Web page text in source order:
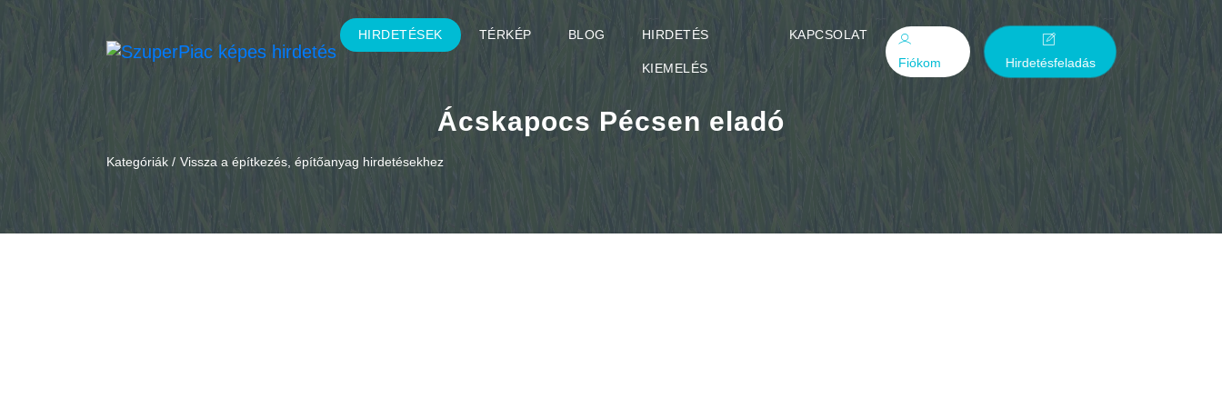
HIRDETÉSEK TÉRKÉP BLOG HIRDETÉS
KIEMELÉS
KAPCSOLAT
Fiókom
Hirdetésfeladás
Ácskapocs Pécsen eladó
Kategóriák / Vissza a építkezés, építőanyag hirdetésekhez